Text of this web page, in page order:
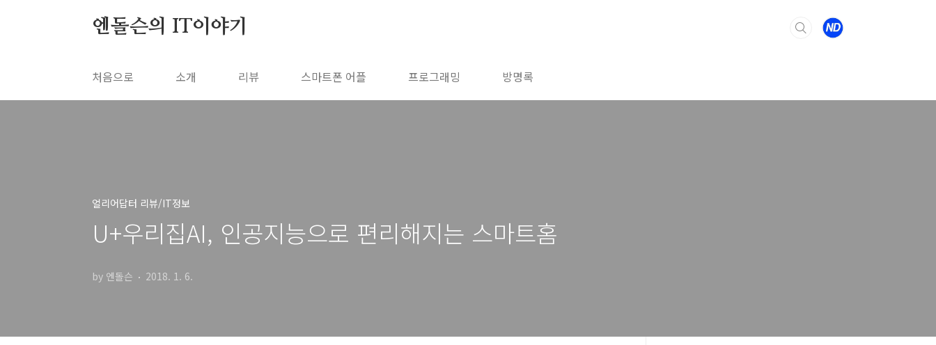
엔돌슨의 IT이야기
처음으로 소개 리뷰 스마트폰 어플 프로그래밍 방명록
얼리어답터 리뷰/IT정보
U+우리집AI, 인공지능으로 편리해지는 스마트홈
by 엔돌슨 2018. 1. 6.